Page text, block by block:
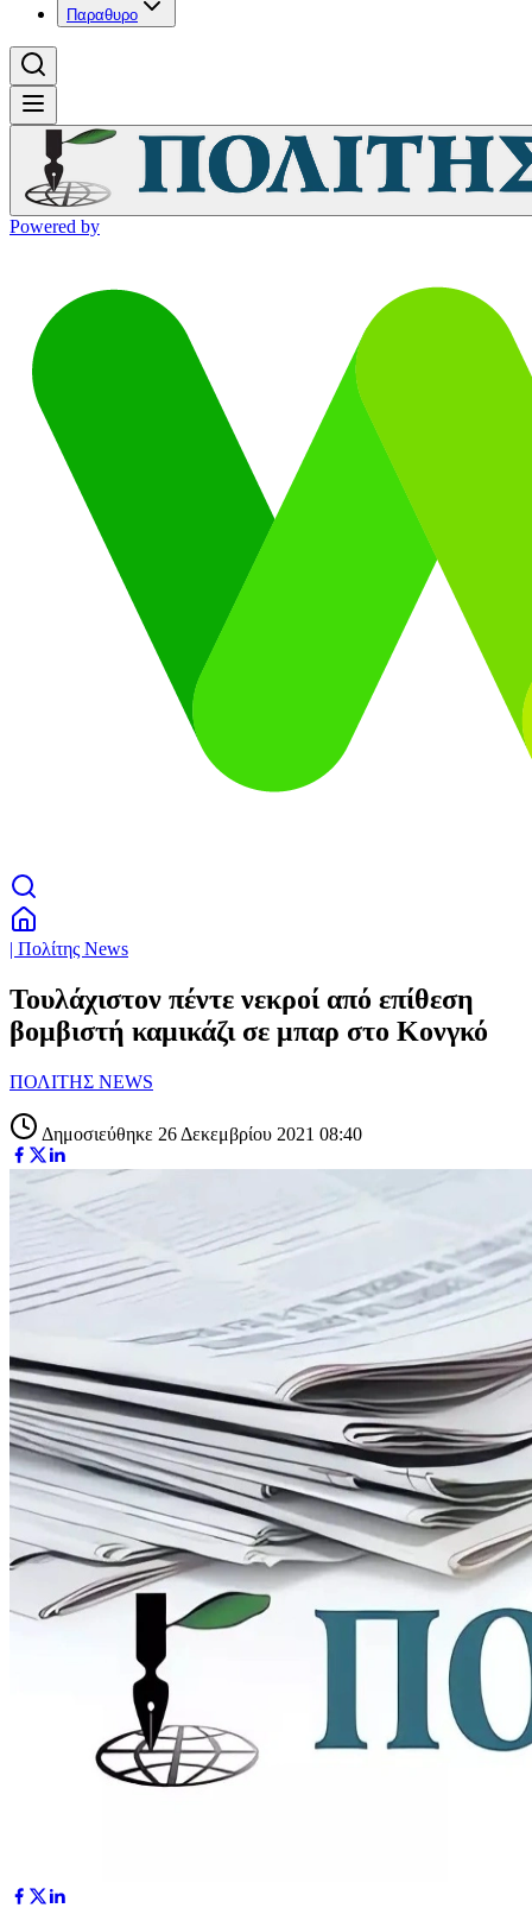
Παραθυρο
Powered by
| Πολίτης News
Τουλάχιστον πέντε νεκροί από επίθεση
βομβιστή καμικάζι σε μπαρ στο Κονγκό
ΠΟΛΙΤΗΣ NEWS
Δημοσιεύθηκε 26 Δεκεμβρίου 2021 08:40